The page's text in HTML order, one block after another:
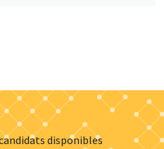
disponibles